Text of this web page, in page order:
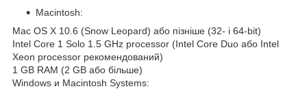
Macintosh:
Mac OS X 10.6 (Snow Leopard) або пізніше (32- і 64-bit)
Intel Core 1 Solo 1.5 GHz processor (Intel Core Duo або Intel
Xeon processor рекомендований)
1 GB RAM (2 GB або більше)
Windows и Macintosh Systems: